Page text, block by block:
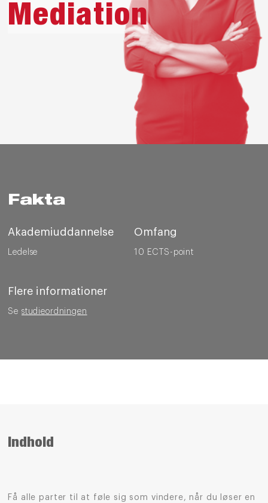
Mediation
Fakta
Akademiuddannelse
Ledelse
Omfang
10 ECTS-point
Flere informationer
Se studieordningen
Indhold
Få alle parter til at føle sig som vindere, når du løser en